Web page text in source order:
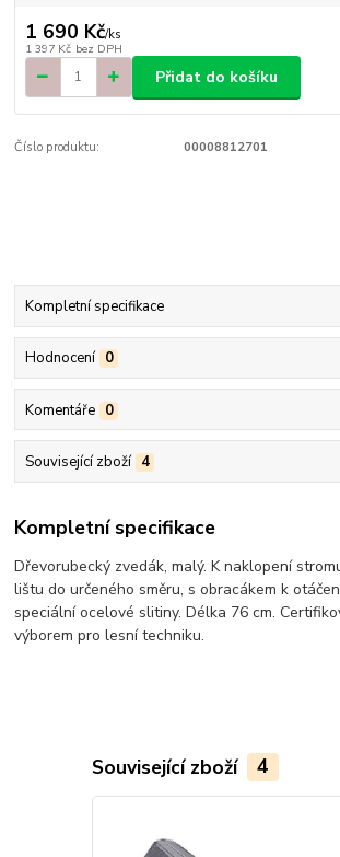
1 690 Kč/ks
1 397 Kč bez DPH
Přidat do košíku
Číslo produktu: 00008812701
Kompletní specifikace
Hodnocení 0
Komentáře 0
Související zboží 4
Kompletní specifikace
Dřevorubecký zvedák, malý. K naklopení
lištu do určeného směru, s obracákem k
speciální ocelové slitiny. Délka 76 cm.
výborem pro lesní techniku.
Související zboží 4